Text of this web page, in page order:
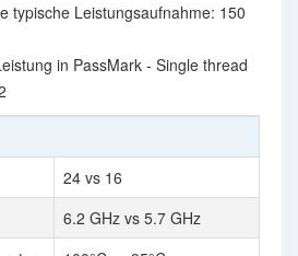
typische Leistungsaufnahme: 150
in PassMark - Single thread
24 vs 16
6.2 GHz vs 5.7 GHz